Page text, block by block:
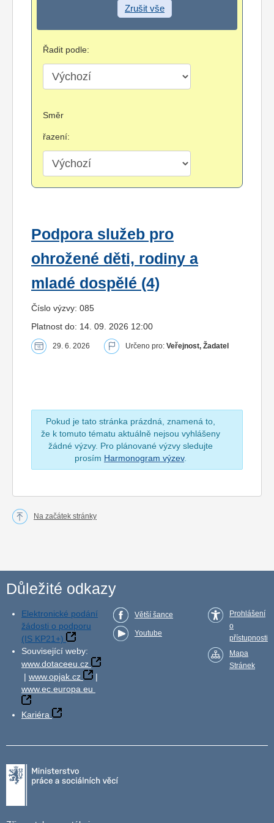
Zrušit vše
Řadit podle:
Směr
řazení:
Podpora služeb pro
ohrožené děti, rodiny a
mladé dospělé (4)
Číslo výzvy: 085
Platnost do: 14. 09. 2026 12:00
29. 6. 2026 Určeno pro: Veřejnost, Žadatel
Pokud je tato stránka prázdná, znamená to,
že k tomuto tématu aktuálně nejsou vyhlášeny
žádné výzvy. Pro plánované výzvy sledujte
prosím Harmonogram výzev.
Na začátek stránky
Důležité odkazy
Elektronické podání
žádosti o podporu
(IS KP21+)
Související weby:
www.dotaceeu.cz
| www.opjak.cz
|
www.ec.europa.eu
Kariéra
Větší šance
Youtube
Prohlášení
o
přístupnosti
Mapa
Stránek